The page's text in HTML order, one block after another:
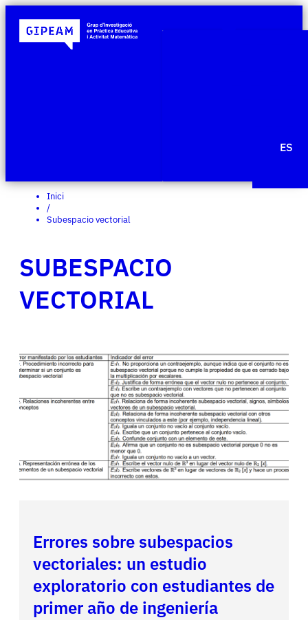
ES
Inici
/
Subespacio vectorial
SUBESPACIO
VECTORIAL
Errores sobre subespacios
vectoriales: un estudio
exploratorio con estudiantes de
primer año de ingeniería